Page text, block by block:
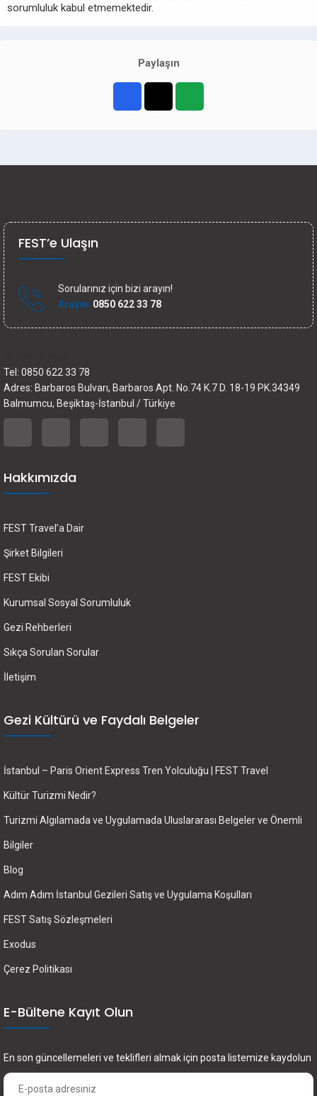
sorumluluk kabul etmemektedir.
Paylaşın
FEST’e Ulaşın
Sorularınız için bizi arayın!
Arayın: 0850 622 33 78
Tel: 0850 622 33 78
Adres: Barbaros Bulvarı, Barbaros Apt. No.74 K.7 D. 18-19 PK.34349
Balmumcu, Beşiktaş-İstanbul / Türkiye
Hakkımızda
FEST Travel’a Dair
Şirket Bilgileri
FEST Ekibi
Kurumsal Sosyal Sorumluluk
Gezi Rehberleri
Sıkça Sorulan Sorular
İletişim
Gezi Kültürü ve Faydalı Belgeler
İstanbul – Paris Orient Express Tren Yolculuğu | FEST Travel
Kültür Turizmi Nedir?
Turizmi Algılamada ve Uygulamada Uluslararası Belgeler ve Önemli
Bilgiler
Blog
Adım Adım İstanbul Gezileri Satış ve Uygulama Koşulları
FEST Satış Sözleşmeleri
Exodus
Çerez Politikası
E-Bültene Kayıt Olun
En son güncellemeleri ve teklifleri almak için posta listemize kaydolun